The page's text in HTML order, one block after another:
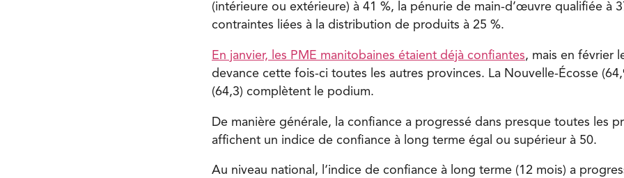
(intérieure ou extérieure) à 41 %, la pénurie de main-d’œuvre qualifiée à
contraintes liées à la distribution de produits à 25 %.
En janvier, les PME manitobaines étaient déjà confiantes, mais en février
devance cette fois-ci toutes les autres provinces. La Nouvelle-Écosse
(64,3) complètent le podium.
De manière générale, la confiance a progressé dans presque toutes les
affichent un indice de confiance à long terme égal ou supérieur à 50.
Au niveau national, l ‘indice de confiance à long terme (12 mois) a